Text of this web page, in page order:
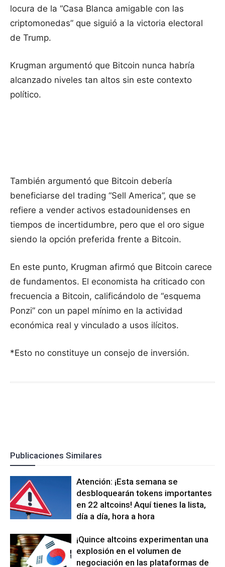
locura de la “Casa Blanca amigable con las
criptomonedas” que siguió a la victoria electoral
de Trump.
Krugman argumentó que Bitcoin nunca habría
alcanzado niveles tan altos sin este contexto
político.
También argumentó que Bitcoin debería
beneficiarse del trading “Sell America”, que se
refiere a vender activos estadounidenses en
tiempos de incertidumbre, pero que el oro sigue
siendo la opción preferida frente a Bitcoin.
En este punto, Krugman afirmó que Bitcoin carece
de fundamentos. El economista ha criticado con
frecuencia a Bitcoin, calificándolo de “esquema
Ponzi” con un papel mínimo en la actividad
económica real y vinculado a usos ilícitos.
*Esto no constituye un consejo de inversión.
Publicaciones Similares
Atención: ¡Esta semana se
desbloquearán tokens importantes
en 22 altcoins! Aquí tienes la lista,
día a día, hora a hora
¡Quince altcoins experimentan una
explosión en el volumen de
negociación en las plataformas de